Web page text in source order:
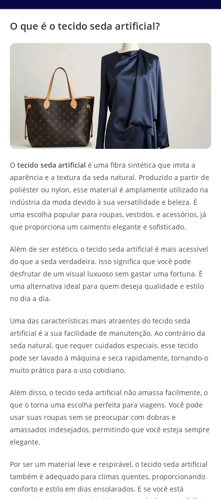
O que é o tecido seda artificial?
O tecido seda artificial é uma fibra sintética que imita a
aparência e a textura da seda natural. Produzido a partir de
poliéster ou nylon, esse material é amplamente utilizado na
indústria da moda devido à sua versatilidade e beleza. É
uma escolha popular para roupas, vestidos, e acessórios, já
que proporciona um caimento elegante e sofisticado.
Além de ser estético, o tecido seda artificial é mais acessível
do que a seda verdadeira. Isso significa que você pode
desfrutar de um visual luxuoso sem gastar uma fortuna. É
uma alternativa ideal para quem deseja qualidade e estilo
no dia a dia.
Uma das características mais atraentes do tecido seda
artificial é a sua facilidade de manutenção. Ao contrário da
seda natural, que requer cuidados especiais, esse tecido
pode ser lavado à máquina e seca rapidamente, tornando-o
muito prático para o uso cotidiano.
Além disso, o tecido seda artificial não amassa facilmente, o
que o torna uma escolha perfeita para viagens. Você pode
usar suas roupas sem se preocupar com dobras e
amassados indesejados, permitindo que você esteja sempre
elegante.
Por ser um material leve e respirável, o tecido seda artificial
também é adequado para climas quentes, proporcionando
conforto e estilo em dias ensolarados. E se você está